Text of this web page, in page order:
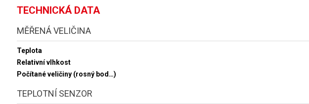
TECHNICKÁ DATA
MĚŘENÁ VELIČINA
Teplota
Relativní vlhkost
Počítané veličiny (rosný bod…)
TEPLOTNÍ SENZOR